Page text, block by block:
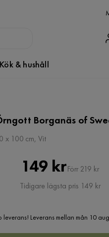
Kök & hushåll
Borganäs of
x 100 cm, Vit
Pris
149 krOriginal
Pris
Förr 219 kr
Tidigare lägsta pris 149 kr
leverans! Leverans mellan mån 10